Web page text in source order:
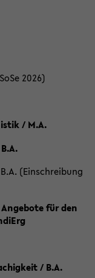
2026)
/ M.A.
(Einschreibung
für den
/ B.A.